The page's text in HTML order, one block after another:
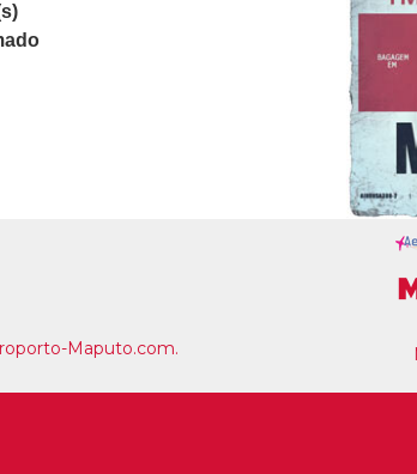
Maputo.com.